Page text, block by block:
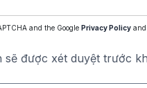
and the Google Privacy Policy and
sẽ được xét duyệt trước